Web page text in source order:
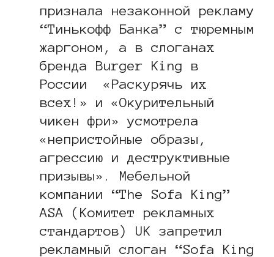
признала незаконной рекламу
“Тинькофф Банка” с тюремным
жаргоном, а в слоганах
бренда Burger King в
России «Раскурячь их
всех!» и «Окурительный
чикен фри» усмотрела
«непристойные образы,
агрессию и деструктивные
призывы». Мебельной
компании “The Sofa King”
ASA (Комитет рекламных
стандартов) UK запретил
рекламный слоган “Sofa King